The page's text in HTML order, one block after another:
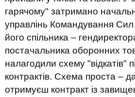
гарячому" затримано
управлінь Командування
його спільника –
постачальника оборонних
налагодили схему "відкатів"
контрактів. Схема проста –
отримуєш контракт із